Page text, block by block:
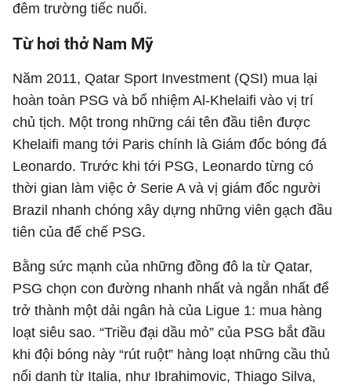
đêm trường tiếc nuối.
Từ hơi thở Nam Mỹ
Năm 2011, Qatar Sport Investment (QSI) mua lại
hoàn toàn PSG và bổ nhiệm Al-Khelaifi vào vị trí
chủ tịch. Một trong những cái tên đầu tiên được
Khelaifi mang tới Paris chính là Giám đốc bóng đá
Leonardo. Trước khi tới PSG, Leonardo từng có
thời gian làm việc ở Serie A và vị giám đốc người
Brazil nhanh chóng xây dựng những viên gạch đầu
tiên của đế chế PSG.
Bằng sức mạnh của những đồng đô la từ Qatar,
PSG chọn con đường nhanh nhất và ngắn nhất để
trở thành một dải ngân hà của Ligue 1: mua hàng
loạt siêu sao. “Triều đại dầu mỏ” của PSG bắt đầu
khi đội bóng này “rút ruột” hàng loạt những cầu thủ
nổi danh từ Italia, như Ibrahimovic, Thiago Silva,